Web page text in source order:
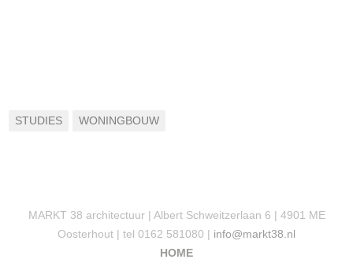
STUDIES WONINGBOUW
MARKT 38 architectuur | Albert Schweitzerlaan 6 | 4901 ME
Oosterhout | tel 0162 581080 | info@markt38.nl
HOME